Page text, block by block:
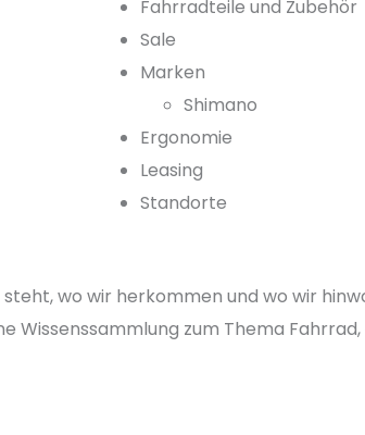
Fahrradteile und Zubehör
Sale
Marken
Shimano
Ergonomie
Leasing
Standorte
wo wir herkommen und wo wir
Wissenssammlung zum Thema